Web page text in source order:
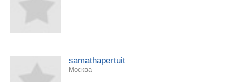
samathapertuit
Москва